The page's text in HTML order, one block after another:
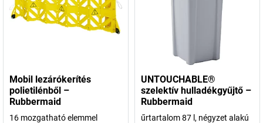
Mobil lezárókerítés
polietilénből –
Rubbermaid
16 mozgatható elemmel
UNTOUCHABLE®
szelektív hulladékgyűjtő –
Rubbermaid
űrtartalom 87 l, négyzet alakú